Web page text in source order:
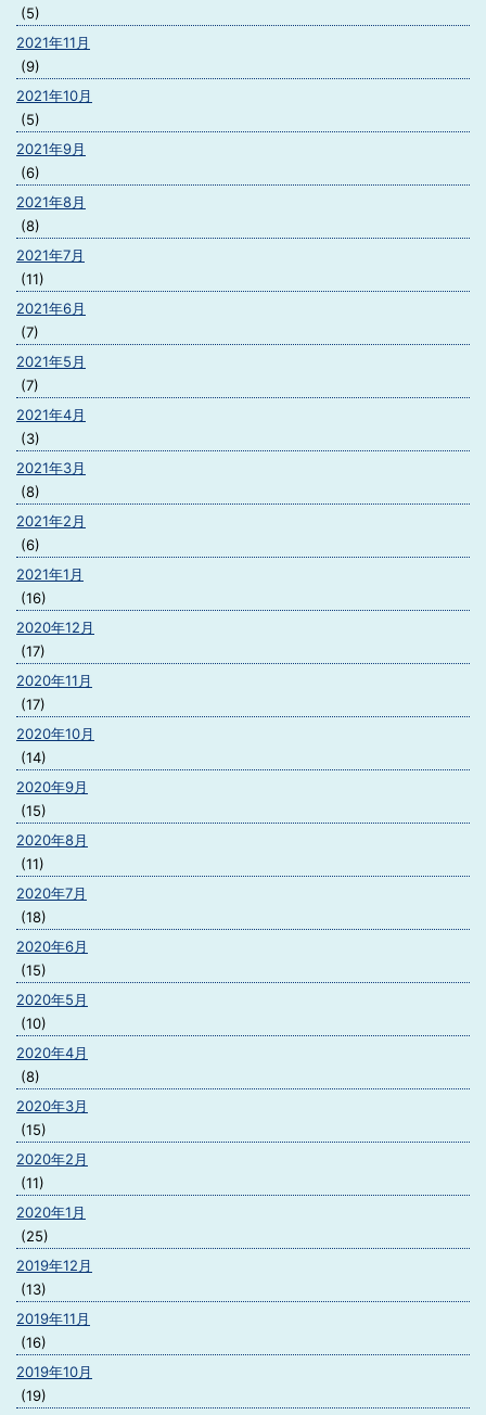
(5)
2021年11月
(9)
2021年10月
(5)
2021年9月
(6)
2021年8月
(8)
2021年7月
(11)
2021年6月
(7)
2021年5月
(7)
2021年4月
(3)
2021年3月
(8)
2021年2月
(6)
2021年1月
(16)
2020年12月
(17)
2020年11月
(17)
2020年10月
(14)
2020年9月
(15)
2020年8月
(11)
2020年7月
(18)
2020年6月
(15)
2020年5月
(10)
2020年4月
(8)
2020年3月
(15)
2020年2月
(11)
2020年1月
(25)
2019年12月
(13)
2019年11月
(16)
2019年10月
(19)